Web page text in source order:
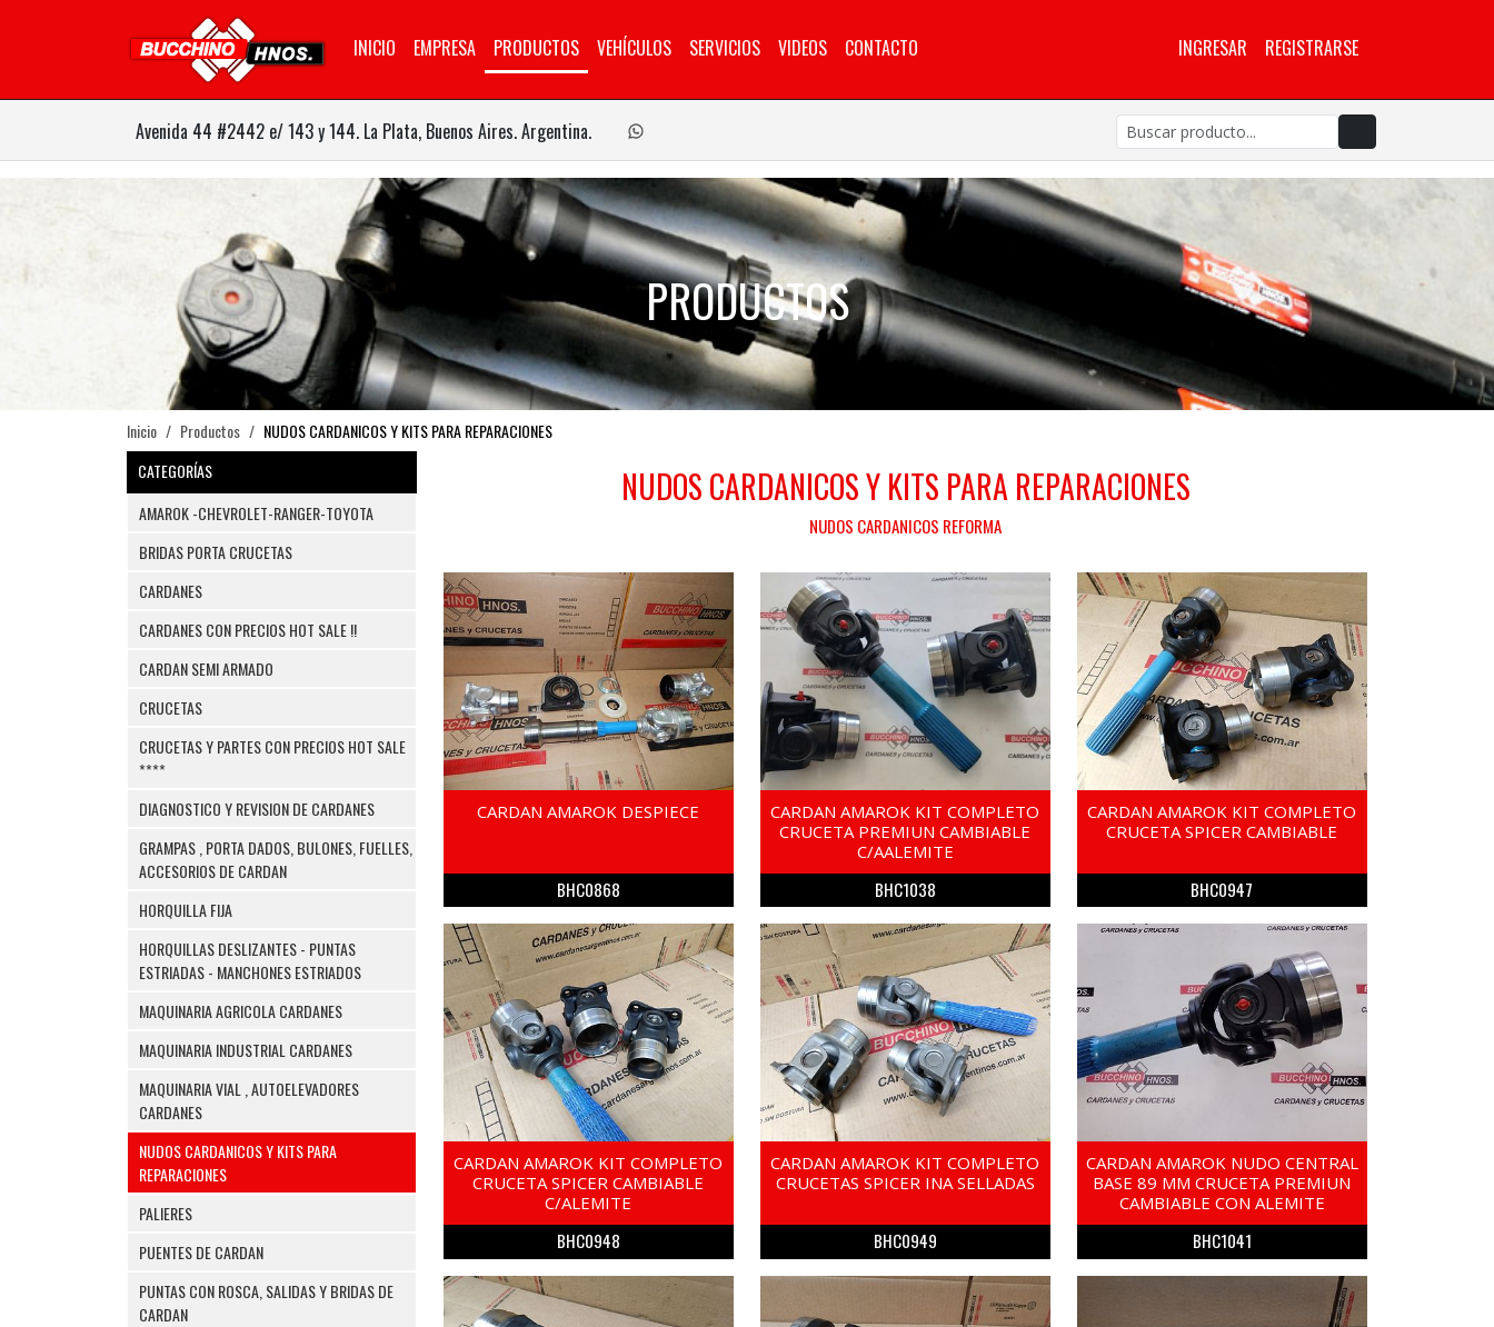
INICIO EMPRESA PRODUCTOS VEHÍCULOS SERVICIOS VIDEOS CONTACTO INGRESAR REGISTRARSE
Avenida 44 #2442 e/ 143 y 144. La Plata, Buenos Aires. Argentina.
PRODUCTOS
Inicio Productos
NUDOS CARDANICOS Y KITS PARA REPARACIONES
CATEGORÍAS
AMAROK -CHEVROLET-RANGER-TOYOTA
BRIDAS PORTA CRUCETAS
CARDANES
CARDANES CON PRECIOS HOT SALE !!
CARDAN SEMI ARMADO
CRUCETAS
CRUCETAS Y PARTES CON PRECIOS HOT SALE
****
DIAGNOSTICO Y REVISION DE CARDANES
GRAMPAS , PORTA DADOS, BULONES, FUELLES,
ACCESORIOS DE CARDAN
HORQUILLA FIJA
HORQUILLAS DESLIZANTES - PUNTAS
ESTRIADAS - MANCHONES ESTRIADOS
MAQUINARIA AGRICOLA CARDANES
MAQUINARIA INDUSTRIAL CARDANES
MAQUINARIA VIAL , AUTOELEVADORES
CARDANES
NUDOS CARDANICOS Y KITS PARA
REPARACIONES
PALIERES
PUENTES DE CARDAN
PUNTAS CON ROSCA, SALIDAS Y BRIDAS DE
CARDAN
NUDOS CARDANICOS Y KITS PARA REPARACIONES
NUDOS CARDANICOS REFORMA
CARDAN AMAROK DESPIECE
BHC0868
CARDAN AMAROK KIT COMPLETO
CRUCETA PREMIUN CAMBIABLE
C/AALEMITE
BHC1038
CARDAN AMAROK KIT COMPLETO
CRUCETA SPICER CAMBIABLE
BHC0947
CARDAN AMAROK KIT COMPLETO
CRUCETA SPICER CAMBIABLE
C/ALEMITE
BHC0948
CARDAN AMAROK KIT COMPLETO
CRUCETAS SPICER INA SELLADAS
BHC0949
CARDAN AMAROK NUDO CENTRAL
BASE 89 MM CRUCETA PREMIUN
CAMBIABLE CON ALEMITE
BHC1041